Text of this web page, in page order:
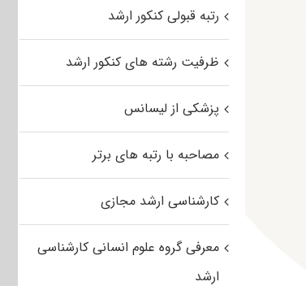
رتبه قبولی کنکور ارشد
ظرفیت رشته های کنکور ارشد
پزشکی از لیسانس
مصاحبه با رتبه های برتر
کارشناسی ارشد مجازی
معرفی گروه علوم انسانی کارشناسی
ارشد